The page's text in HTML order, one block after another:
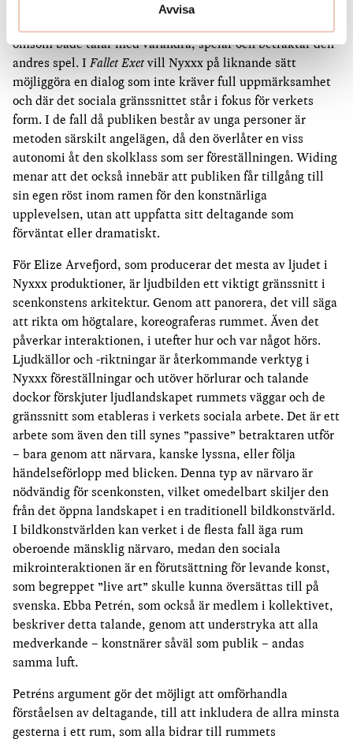
Avvisa
exempel TV-spel. För Widing är det ett perfekt exempel på
ömsom både talar med varandra, spelar och betraktar den
andres spel. IFallet Exetvill Nyxxx på liknande sätt
möjliggöra en dialog som inte kräver full uppmärksamhet
och där det sociala gränssnittet står i fokus för verkets
form. I de fall då publiken består av unga personer är
metoden särskilt angelägen, då den överlåter en viss
autonomi åt den skolklass som ser föreställningen. Widing
menar att det också innebär att publiken får tillgång till
sin egen röst inom ramen för den konstnärliga
upplevelsen, utan att uppfatta sitt deltagande som
förväntat eller dramatiskt.
För Elize Arvefjord, som producerar det mesta av ljudet i
Nyxxx produktioner, är ljudbilden ett viktigt gränssnitt i
scenkonstens arkitektur. Genom att panorera, det vill säga
att rikta om högtalare, koreograferas rummet. Även det
påverkar interaktionen, i utefter hur och var något hörs.
Ljudkällor och -riktningar är återkommande verktyg i
Nyxxx föreställningar och utöver hörlurar och talande
dockor förskjuter ljudlandskapet rummets väggar och de
gränssnitt som etableras i verkets sociala arbete. Det är ett
arbete som även den till synes ”passive” betraktaren utför
– bara genom att närvara, kanske lyssna, eller följa
händelseförlopp med blicken. Denna typ av närvaro är
nödvändig för scenkonsten, vilket omedelbart skiljer den
från det öppna landskapet i en traditionell bildkonstvärld.
I bildkonstvärlden kan verket i de flesta fall äga rum
oberoende mänsklig närvaro, medan den sociala
mikrointeraktionen är en förutsättning för levande konst,
som begreppet ”live art” skulle kunna översättas till på
svenska. Ebba Petrén, som också är medlem i kollektivet,
beskriver detta talande, genom att understryka att alla
medverkande – konstnärer såväl som publik – andas
samma luft.
Petréns argument gör det möjligt att omförhandla
förståelsen av deltagande, till att inkludera de allra minsta
gesterna i ett rum, som alla bidrar till rummets